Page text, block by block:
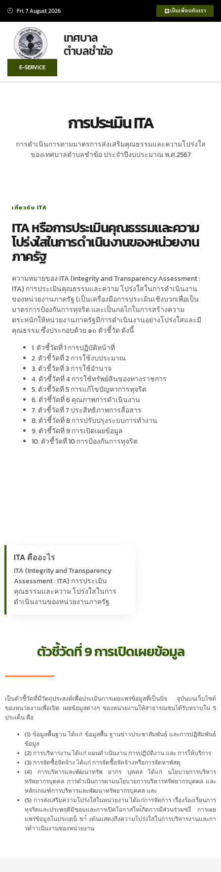
Fri, 7 August 2026 เป็นเพื่อนกับเรา
เทศบาล
ตำบลชำฆ้อ
E-SERVICE
การประเมิน ITA
การดำเนินการตามมาตรการส่งเสริมคุณธรรมและความโปร่งใส
ของเทศบาลตำบลชำฆ้อ ประจำปีงบประมาณ พ.ศ.2567
ITA คืออะไร
ITA (Integrity and Transparency
Assessment : ITA) การประเมิน
คุณธรรมและความ โปร่งใสในการ
ดำเนินงานของหน่วยงานภาครัฐ
เกี่ยวกับ ITA
ITA หรือการประเมินคุณธรรมและความ
โปร่งใสในการดำเนินงานของหน่วยงาน
ภาครัฐ
ความหมายของ ITA (Integrity and Transparency Assessment :
ITA) การประเมินคุณธรรมและความ โปร่งใสในการดำเนินงาน
ของหน่วยงานภาครัฐ (เป็นเครื่องมือการประเมินเชิงบวกเพื่อเป็น
มาตรการป้องกันการทุจริต และเป็นกลไกในการสร้างความ
ตระหนักให้หน่วยงานภาครัฐมีการดำเนินงานอย่างโปร่งใสและมี
คุณธรรม ซึ่งประกอบด้วย ๑๐ ตัวชี้วัด ดังนี้
1. ตัวชี้วัดที่ 1 การปฏิบัติหน้าที่
2. ตัวชี้วัดที่ 2 การใช้งบประมาณ
3. ตัวชี้วัดที่ 3 การใช้อำนาจ
4. ตัวชี้วัดที่ 4 การใช้ทรัพย์สินของทางราชการ
5. ตัวชี้วัดที่ 5 การแก้ไขปัญหาการทุจริต
6. ตัวชี้วัดที่ 6 คุณภาพการดำเนินงาน
7. ตัวชี้วัดที่ 7 ประสิทธิภาพการสื่อสาร
8. ตัวชี้วัดที่ 8 การปรับปรุงระบบการทำงาน
9. ตัวชี้วัดที่ 9 การเปิดเผยข้อมูล
10. ตัวชี้วัดที่ 10 การป้องกันการทุจริต
ตัวชี้วัดที่ 9 การเปิดเผยข้อมูล
เป็นตัวชี้วัดที่มีวัตถุประสงค์เพื่อประเมินการเผยแพร่ข้อมูลที่เป็นปัจ จุบันบนเว็บไซต์
ของหนว่ยงานเพื่อเปิด เผยข้อมูลต่างๆ ของหน่วยงานให้สาธารณชนได้รับทราบใน 5
ประเด็น คือ
(1) ข้อมูลพื้นฐาน ได้แก่ ข้อมูลพื้น ฐานข่าวประชาสัมพันธ์ และการปฏิสัมพันธ์
ข้อมูล
(2) การบริหารงาน ได้แก่ แผนดำเนินงาน การปฏิบัติงาน และ การให้บริการ
(3) การจัดซื้อจัดจ้าง ได้แก่ การจัดซื้อจัดจ้างหรือการจัดหาพัสดุ
(4) การบริหารและพัฒนาทรัพ ยากร บุคคล ได้แก่ นโยบายการบริหาร
ทรัพยากรบุคคล การดำเนินการตามนโยบายการบริหารทรัพยากรบุคคล และ
หลักเกณฑ์การบริหารและพัฒนาทรัพยากรบุคคล และ
(5) การส่งเสริมความโปร่งใสในหน่วยงาน ได้แก่การจัดการ เรื่องร้องเรียนการ
ทุจริตและประพฤติมิชอบและการเปิดโอกาสใหเ้กิดการมีส่วนร่วมซงึ่ การเผย
แพร่ข้อมูลในประเดน็ ขา้ งต้นแสดงถึงความโปร่งใสในการบริหารงานและกา
รดำาเนินงานของหน่วยงาน